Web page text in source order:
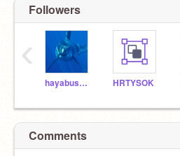
Followers
hayabusa104 HRTYSOK
‹
Comments